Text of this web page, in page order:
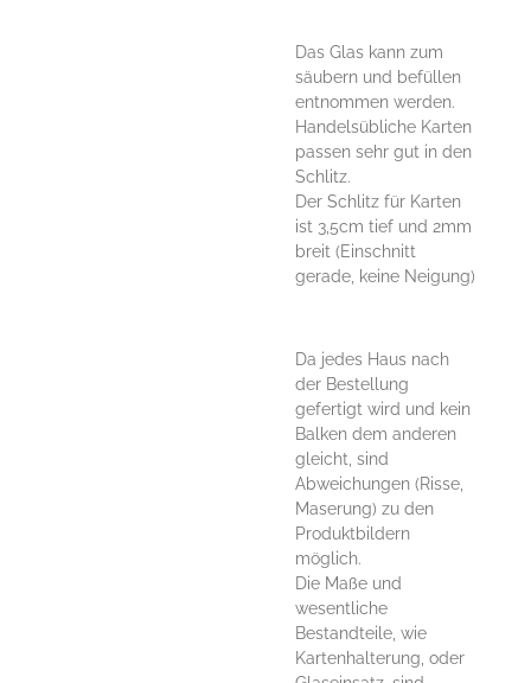
Das Glas kann zum
säubern und befüllen
entnommen werden.
Handelsübliche Karten
passen sehr gut in den
Schlitz.
Der Schlitz für Karten
ist 3,5cm tief und 2mm
breit (Einschnitt
gerade, keine Neigung)
Da jedes Haus nach
der Bestellung
gefertigt wird und kein
Balken dem anderen
gleicht, sind
Abweichungen (Risse,
Maserung) zu den
Produktbildern
möglich.
Die Maße und
wesentliche
Bestandteile, wie
Kartenhalterung, oder